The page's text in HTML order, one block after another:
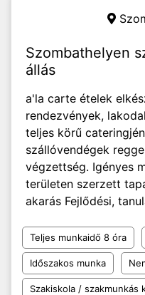
Szombathelyen
állás
a'la carte ételek
rendezvények,
teljes körű
szállóvendégek
végzettség. Igényes
területen szerzett
akarás Fejlődési,
Teljes munkaidő 8 óra
Időszakos munka
Szakiskola / szakmunkás